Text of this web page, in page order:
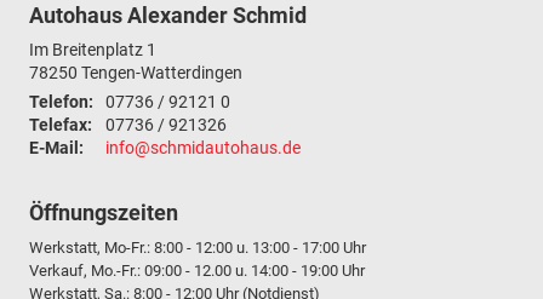
Autohaus Alexander Schmid
Im Breitenplatz 1
78250 Tengen-Watterdingen
Telefon:
07736 / 92121 0
Telefax:
07736 / 921326
E-Mail:
info@schmidautohaus.de
Öffnungszeiten
Werkstatt, Mo-Fr.: 8:00 - 12:00 u. 13:00 - 17:00 Uhr
Verkauf, Mo.-Fr.: 09:00 - 12.00 u. 14:00 - 19:00 Uhr
Werkstatt, Sa.: 8:00 - 12:00 Uhr (Notdienst)